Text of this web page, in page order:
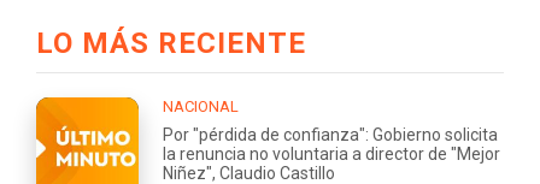
LO MÁS RECIENTE
NACIONAL
Por "pérdida de confianza": Gobierno solicita
la renuncia no voluntaria a director de "Mejor
Niñez", Claudio Castillo